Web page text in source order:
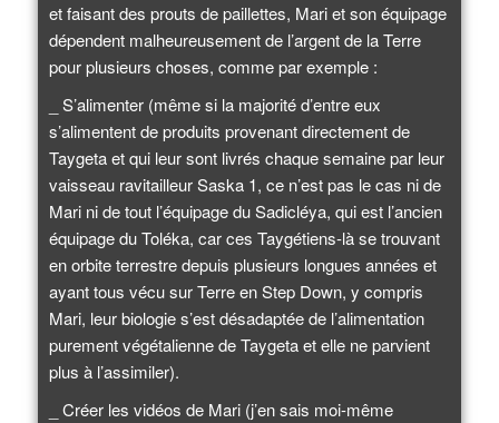
et faisant des prouts de paillettes, Mari et son équipage
dépendent malheureusement de l’argent de la Terre
pour plusieurs choses, comme par exemple :
_ S’alimenter (même si la majorité d’entre eux
s’alimentent de produits provenant directement de
Taygeta et qui leur sont livrés chaque semaine par leur
vaisseau ravitailleur Saska 1, ce n’est pas le cas ni de
Mari ni de tout l’équipage du Sadicléya, qui est l’ancien
équipage du Toléka, car ces Taygétiens-là se trouvant
en orbite terrestre depuis plusieurs longues années et
ayant tous vécu sur Terre en Step Down, y compris
Mari, leur biologie s’est désadaptée de l’alimentation
purement végétalienne de Taygeta et elle ne parvient
plus à l’assimiler).
_ Créer les vidéos de Mari (j’en sais moi-même